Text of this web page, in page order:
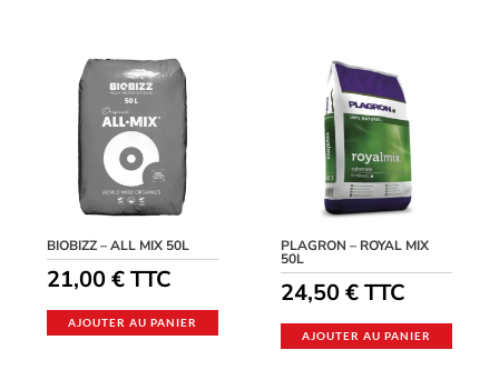
BIOBIZZ – ALL MIX 50L
21,00€ TTC
AJOUTER AU PANIER
PLAGRON – ROYAL MIX
50L
24,50€TTC
AJOUTER AU PANIER